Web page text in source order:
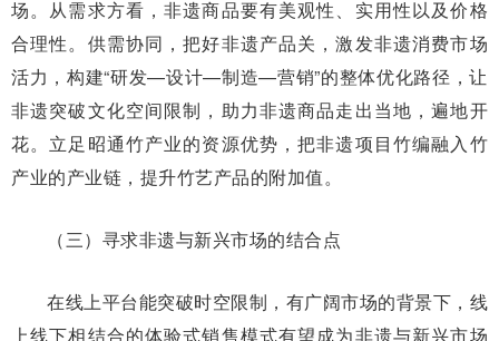
场。从需求方看，非遗商品要有美观性、实用性以及价格
合理性。供需协同，把好非遗产品关，激发非遗消费市场
活力，构建“研发—设计—制造—营销”的整体优化路径，让
非遗突破文化空间限制，助力非遗商品走出当地，遍地开
花。立足昭通竹产业的资源优势，把非遗项目竹编融入竹
产业的产业链，提升竹艺产品的附加值。
（三）寻求非遗与新兴市场的结合点
在线上平台能突破时空限制，有广阔市场的背景下，线
上线下相结合的体验式销售模式有望成为非遗与新兴市场